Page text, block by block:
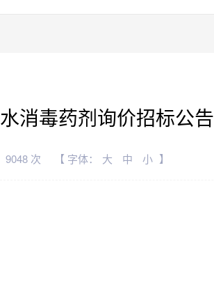
消毒药剂询价招标公告
9048 次 【 字体： 大 中 小 】